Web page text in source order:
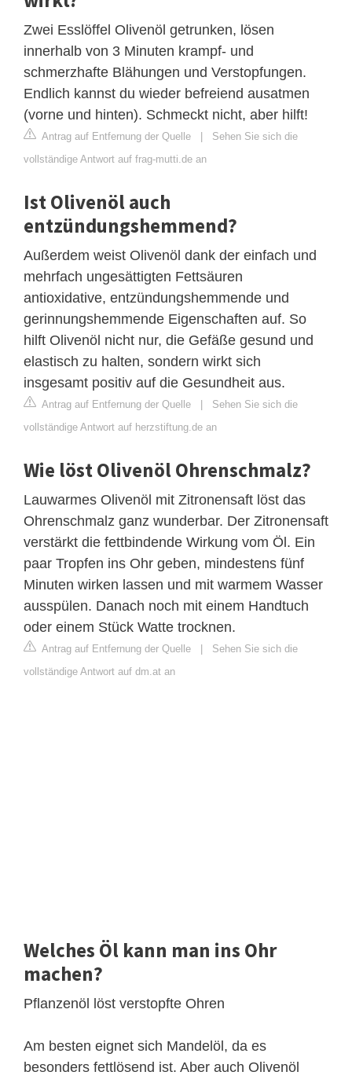
Zwei Esslöffel Olivenöl getrunken, lösen
innerhalb von 3 Minuten krampf- und
schmerzhafte Blähungen und Verstopfungen.
Endlich kannst du wieder befreiend ausatmen
(vorne und hinten). Schmeckt nicht, aber hilft!
Antrag auf Entfernung der Quelle | Sehen Sie sich die
vollständige Antwort auf frag-mutti.de an
Ist Olivenöl auch
entzündungshemmend?
Außerdem weist Olivenöl dank der einfach und
mehrfach ungesättigten Fettsäuren
antioxidative, entzündungshemmende und
gerinnungshemmende Eigenschaften auf. So
hilft Olivenöl nicht nur, die Gefäße gesund und
elastisch zu halten, sondern wirkt sich
insgesamt positiv auf die Gesundheit aus.
Antrag auf Entfernung der Quelle | Sehen Sie sich die
vollständige Antwort auf herzstiftung.de an
Wie löst Olivenöl Ohrenschmalz?
Lauwarmes Olivenöl mit Zitronensaft löst das
Ohrenschmalz ganz wunderbar. Der Zitronensaft
verstärkt die fettbindende Wirkung vom Öl. Ein
paar Tropfen ins Ohr geben, mindestens fünf
Minuten wirken lassen und mit warmem Wasser
ausspülen. Danach noch mit einem Handtuch
oder einem Stück Watte trocknen.
Antrag auf Entfernung der Quelle | Sehen Sie sich die
vollständige Antwort auf dm.at an
Welches Öl kann man ins Ohr
machen?
Pflanzenöl löst verstopfte Ohren
Am besten eignet sich Mandelöl, da es
besonders fettlösend ist. Aber auch Olivenöl